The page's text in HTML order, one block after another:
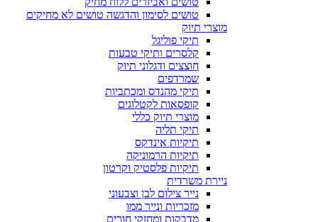
טושים לסימון והדגשה טושים לא מחיקים
מוצרי תיוק
תיקי פוליגל
קלסרים ותיקי טבעות
חוצצים ודגלוני תיוק
שמרדפים
תיקי מהנדס ומכתביות
קופסאות לקטלוגים
מוצרי תיוק כללי
תיקי תליה
תיקיות אינדקס
תיקיות הרמוניקה
תיקיות פלסטיק וקרטון
ניירת משרדית
נייר צילום לבן וצבעוני
מזכריות ונייר ממו
מדבקות ומחזקי חורים